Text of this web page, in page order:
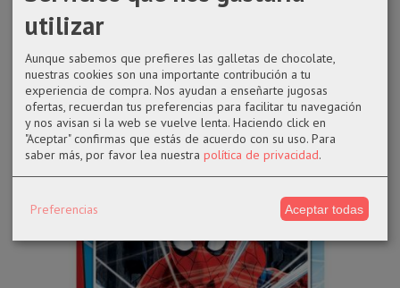
AÑADIR A CARRITO
utilizar
Aunque sabemos que prefieres las galletas de chocolate,
nuestras cookies son una importante contribución a tu
experiencia de compra. Nos ayudan a enseñarte jugosas
ofertas, recuerdan tus preferencias para facilitar tu navegación
y nos avisan si la web se vuelve lenta. Haciendo click en
"Aceptar" confirmas que estás de acuerdo con su uso. Para
saber más, por favor lea nuestra política de privacidad.
Preferencias Aceptar todas